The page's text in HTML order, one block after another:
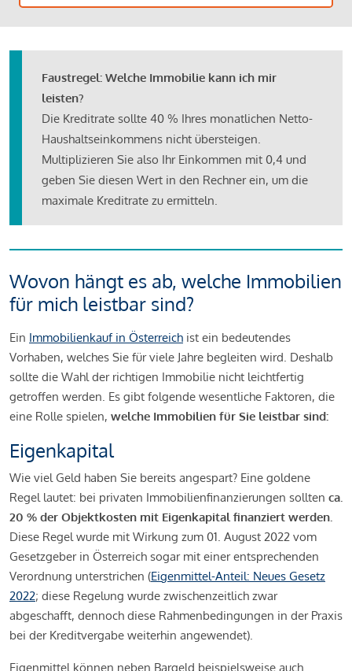
Faustregel: Welche Immobilie kann ich mir
leisten?
Die Kreditrate sollte 40 % Ihres monatlichen Netto-
Haushaltseinkommens nicht übersteigen.
Multiplizieren Sie also Ihr Einkommen mit 0,4 und
geben Sie diesen Wert in den Rechner ein, um die
maximale Kreditrate zu ermitteln.
Wovon hängt es ab, welche Immobilien
für mich leistbar sind?
Ein Immobilienkauf in Österreich ist ein bedeutendes
Vorhaben, welches Sie für viele Jahre begleiten wird. Deshalb
sollte die Wahl der richtigen Immobilie nicht leichtfertig
getroffen werden. Es gibt folgende wesentliche Faktoren, die
eine Rolle spielen, welche Immobilien für Sie leistbar sind:
Eigenkapital
Wie viel Geld haben Sie bereits angespart? Eine goldene
Regel lautet: bei privaten Immobilienfinanzierungen sollten ca.
20 % der Objektkosten mit Eigenkapital finanziert werden.
Diese Regel wurde mit Wirkung zum 01. August 2022 vom
Gesetzgeber in Österreich sogar mit einer entsprechenden
Verordnung unterstrichen (Eigenmittel-Anteil: Neues Gesetz
2022; diese Regelung wurde zwischenzeitlich zwar
abgeschafft, dennoch diese Rahmenbedingungen in der Praxis
bei der Kreditvergabe weiterhin angewendet).
Eigenmittel können neben Bargeld beispielsweise auch